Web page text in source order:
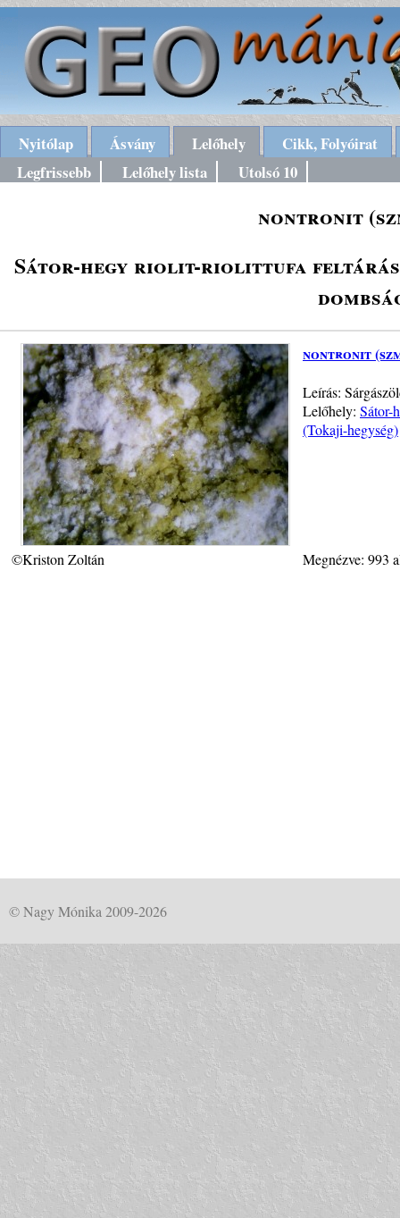
Nyitólap Ásvány Lelőhely
Cikk, Folyóirat
Legfrissebb
Lelőhely lista Utolsó 10
nontronit
Sátor-hegy riolit-riolittufa
nontronit
Leírás:
Lelőhely: Sátor-
(Tokaji-hegység)
©Kriston Zoltán Megnézve: 993
© Nagy Mónika 2009-2026